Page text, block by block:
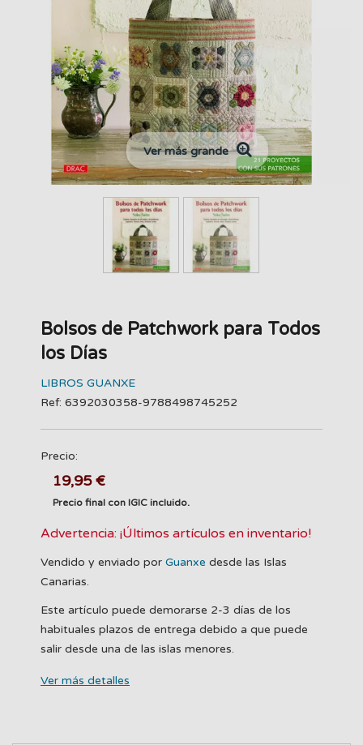
Ver más grande
Bolsos de Patchwork para Todos
los Días
LIBROS GUANXE
Ref: 6392030358-9788498745252
Precio:
19,95 €
Precio final con IGIC incluido.
Advertencia: ¡Últimos artículos en inventario!
Vendido y enviado por Guanxe desde las Islas
Canarias.
Este artículo puede demorarse 2-3 días de los
habituales plazos de entrega debido a que puede
salir desde una de las islas menores.
Ver más detalles